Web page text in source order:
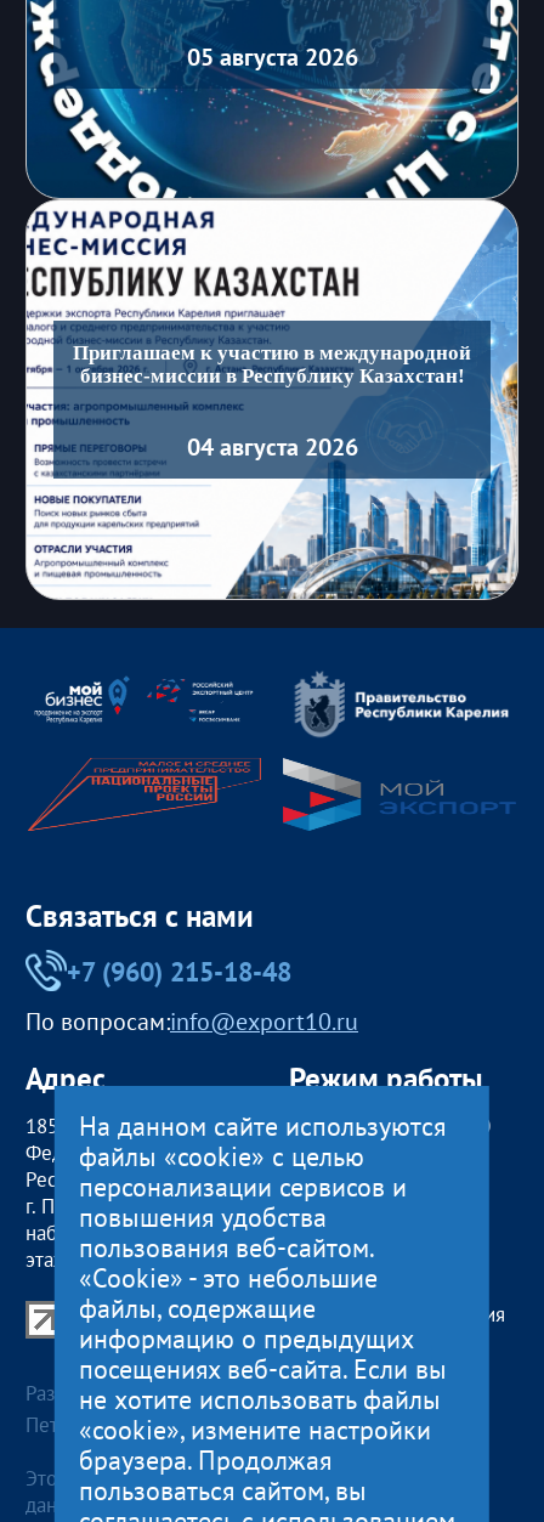
05 августа 2026
Приглашаем к участию в международной
бизнес-миссии в Республику Казахстан!
04 августа 2026
Связаться с нами
+7 (960) 215-18-48
По вопросам:info@export10.ru
Адрес
185000, Российская
Федерация,
Республика Карелия
г. Петрозаводск,
наб. Гюллинга, 11 / 2
этаж, офис 2
Режим работы
пн — чт:09:00 — 18:00
пт:09:00 — 17:00
обед с 13:00 до 14:00
сб, вс
Центр поддержки экспорта Республики Карелия
© 2012—2024
Разработка и поддержка сайта — «Артлекс», г.
Петрозаводск
Этот сайт использует файлы cookies для хранения
данных. Продолжая использовать данный сайт, Вы
На данном сайте используются
файлы «cookie» с целью
персонализации сервисов и
повышения удобства
пользования веб-сайтом.
«Cookie» - это небольшие
файлы, содержащие
информацию о предыдущих
посещениях веб-сайта. Если вы
не хотите использовать файлы
«cookie», измените настройки
браузера. Продолжая
пользоваться сайтом, вы